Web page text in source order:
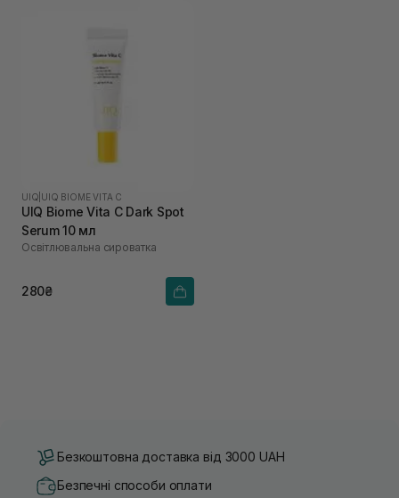
UIQ UIQ BIOME VITA C
UIQ Biome Vita C Dark Spot
Serum 10 мл
Освітлювальна сироватка
280₴
Безкоштовна доставка від 3000 UAH
Безпечні способи оплати